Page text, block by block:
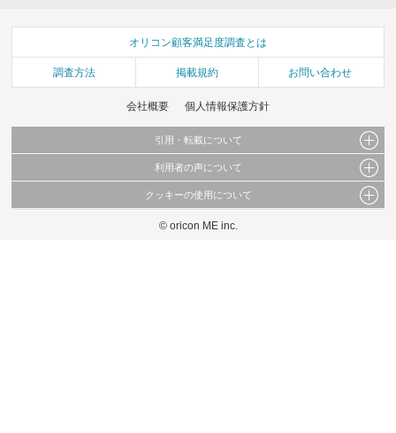
オリコン顧客満足度調査とは
調査方法 掲載規約 お問い合わせ
会社概要 個人情報保護方針
引用・転載について
当サイトで公開されている情報（文字、写真、イラスト、画像データ等）及びこれらの配
これらの情報を権利者の許可なく無断転載・複製などの二次利用を行うことは固く禁じて
利用者の声について
当サイトに掲載している内容はすべてサービスの利用者が提出された見解・感想です。
弊社の見解・ 意見ではないことをご理解いただいた上でご覧ください。
クッキーの使用について
このサイトでは Cookie を使用して、ユーザーに合わせたコンテンツや広告の表示、ソー
© oricon ME inc.